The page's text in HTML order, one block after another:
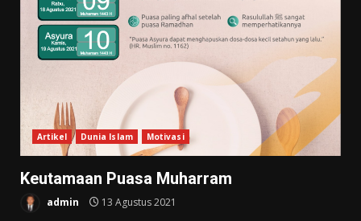
Artikel Dunia Islam Motivasi
Keutamaan Puasa Muharram
admin 13 Agustus 2021